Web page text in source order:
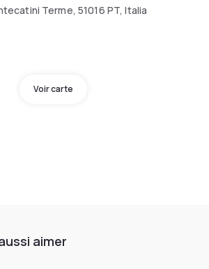
Terme, 51016 PT, Italia
Voir carte
aimer